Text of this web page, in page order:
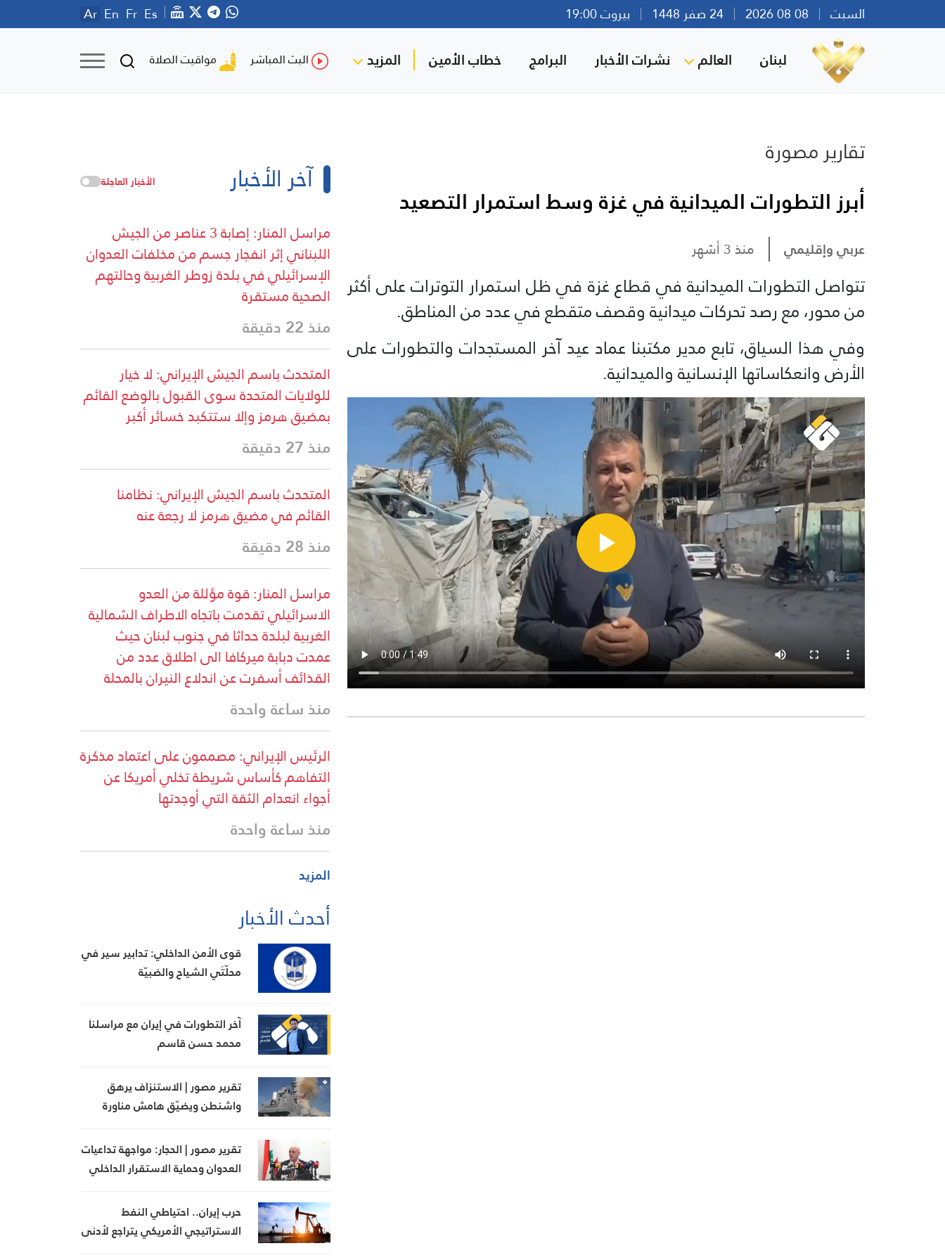
السبت بيروت 19:00 Ar En Fr Es
لبنان العالم نشرات الأخبار البرامج خطاب الأمين المزيد البث المباشر مواقيت الصلاة
تقارير مصورة
أبرز التطورات الميدانية في غزة وسط استمرار التصعيد
عربي وإقليمي منذ 3 أشهر
تتواصل التطورات الميدانية في قطاع غزة في ظل استمرار التوترات على أكثر
من محور، مع رصد تحركات ميدانية وقصف متقطع في عدد من المناطق.
وفي هذا السياق، تابع مدير مكتبنا عماد عيد آخر المستجدات والتطورات على
الأرض وانعكاساتها الإنسانية والميدانية.
آخر الأخبار الأخبار العاجلة
مراسل المنار: إصابة 3 عناصر من الجيش
اللبناني إثر انفجار جسم من مخلفات العدوان
الإسرائيلي في بلدة زوطر الغربية وحالتهم
الصحية مستقرة
منذ 22 دقيقة
المتحدث باسم الجيش الإيراني: لا خيار
للولايات المتحدة سوى القبول بالوضع القائم
بمضيق هرمز وإلا ستتكبد خسائر أكبر
منذ 27 دقيقة
المتحدث باسم الجيش الإيراني: نظامنا
القائم في مضيق هرمز لا رجعة عنه
منذ 28 دقيقة
مراسل المنار: قوة مؤللة من العدو
الاسرائيلي تقدمت باتجاه الاطراف الشمالية
الغربية لبلدة حداثا في جنوب لبنان حيث
عمدت دبابة ميركافا الى اطلاق عدد من
القذائف أسفرت عن اندلاع النيران بالمحلة
منذ ساعة واحدة
الرئيس الإيراني: مصممون على اعتماد مذكرة
التفاهم كأساس شريطة تخلي أمريكا عن
أجواء انعدام الثقة التي أوجدتها
منذ ساعة واحدة
المزيد
أحدث الأخبار
قوى الأمن الداخلي: تدابير سير في
محلّتَي الشياح والضبيّة
آخر التطورات في إيران مع مراسلنا
محمد حسن قاسم
تقرير مصور | الاستنزاف يرهق
واشنطن ويضيّق هامش مناورة
تقرير مصور | الحجار: مواجهة تداعيات
العدوان وحماية الاستقرار الداخلي
حرب إيران.. احتياطي النفط
الاستراتيجي الأمريكي يتراجع لأدنى